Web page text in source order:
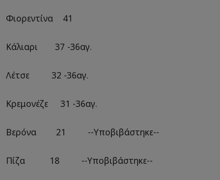
Φιορεντίνα 41
Κάλιαρι 37 -36αγ.
Λέτσε 32 -36αγ.
Κρεμονέζε 31 -36αγ.
Βερόνα 21 --Υποβιβάστηκε--
Πίζα 18 --Υποβιβάστηκε--